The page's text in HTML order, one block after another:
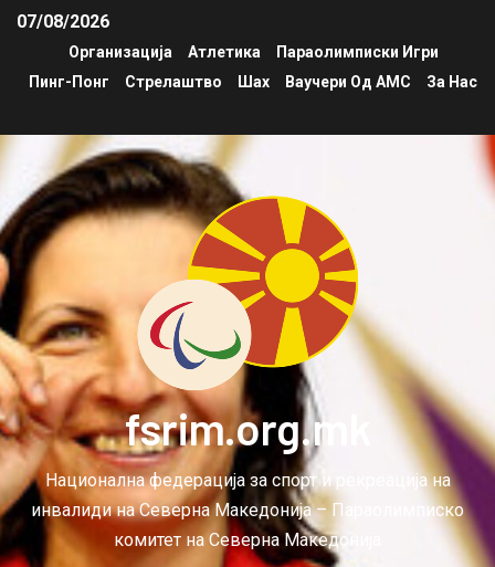
07/08/2026
Организација Атлетика
Параолимписки Игри
Пинг-Понг
Стрелаштво Шах Ваучери Од АМС За Нас
fsrim.org.mk
Национална федерација за спорт и рекреација на
инвалиди на Северна Македонија – Параолимписко
комитет на Северна Македонија